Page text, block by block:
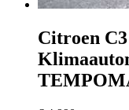
Citroen C3